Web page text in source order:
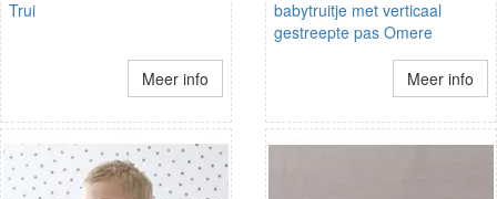
Trui
Meer info
babytruitje met verticaal
gestreepte pas Omere
Meer info